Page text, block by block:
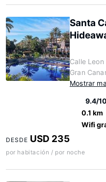
Santa
Calle
Gran
Mostrar
9.4/10
0.1 km
Wifi
DESDE USD 235
por habitación / por noche